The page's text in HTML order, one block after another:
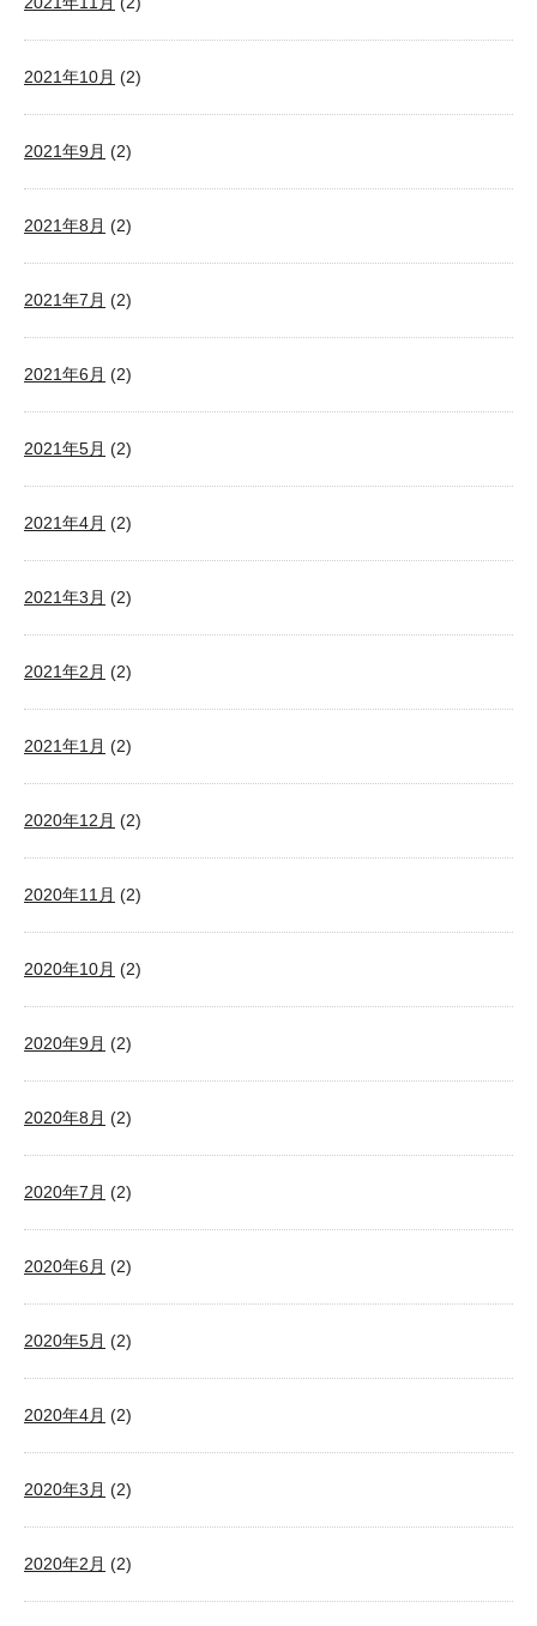
2021年10月 (2)
2021年9月 (2)
2021年8月 (2)
2021年7月 (2)
2021年6月 (2)
2021年5月 (2)
2021年4月 (2)
2021年3月 (2)
2021年2月 (2)
2021年1月 (2)
2020年12月 (2)
2020年11月 (2)
2020年10月 (2)
2020年9月 (2)
2020年8月 (2)
2020年7月 (2)
2020年6月 (2)
2020年5月 (2)
2020年4月 (2)
2020年3月 (2)
2020年2月 (2)